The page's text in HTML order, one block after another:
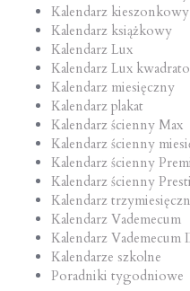
Kalendarz
Kalendarz książkowy
Kalendarz Lux
Kalendarz Lux
Kalendarz miesięczny
Kalendarz plakat
Kalendarz ścienny Max
Kalendarz ścienny
Kalendarz ścienny
Kalendarz ścienny
Kalendarz
Kalendarz Vademecum
Kalendarz Vademecum
Kalendarze szkolne
Poradniki tygodniowe